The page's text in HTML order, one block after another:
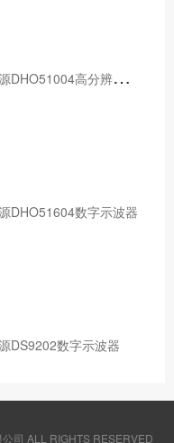
普
源DHO51004高分辨率数字示波器
DHO51604数字示波器
DS9202数字示波器
司 ALL RIGHTS RESERVED